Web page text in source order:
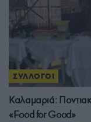
ΣΥΛΛΟΓΟΙ
Καλαμαριά:
«Food for Good»